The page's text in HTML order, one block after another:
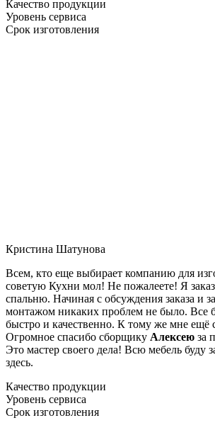
Качество продукции
Уровень сервиса
Срок изготовления
Кристина Шатунова
Всем, кто еще выбирает компанию для
советую Кухни мол! Не пожалеете! Я
спальню. Начиная с обсуждения заказа и
монтажом никаких проблем не было. Все
быстро и качественно. К тому же мне ещё
Огромное спасибо сборщику Алексею за
Это мастер своего дела! Всю мебель буду
здесь.
Качество продукции
Уровень сервиса
Срок изготовления